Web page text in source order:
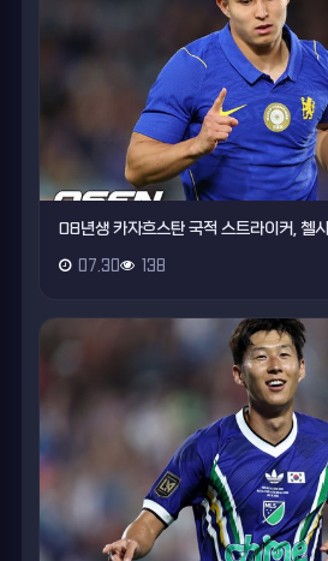
08년생 카자흐스탄 국적 스트라이커,
07.30 138